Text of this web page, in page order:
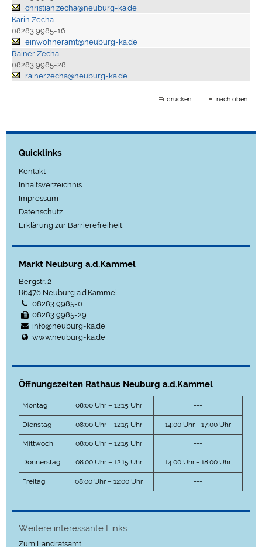
christian.zecha@neuburg-ka.de
Karin Zecha
08283 9985-16
einwohneramt@neuburg-ka.de
Rainer Zecha
08283 9985-28
rainer.zecha@neuburg-ka.de
drucken nach oben
Quicklinks
Kontakt
Inhaltsverzeichnis
Impressum
Datenschutz
Erklärung zur Barrierefreiheit
Markt Neuburg a.d.Kammel
Bergstr. 2
86476 Neuburg a.d.Kammel
08283 9985-0
08283 9985-29
info@neuburg-ka.de
www.neuburg-ka.de
Öffnungszeiten Rathaus Neuburg a.d.Kammel
Montag 08:00 Uhr – 12:15 Uhr ---
Dienstag 08:00 Uhr – 12:15 Uhr 14:00 Uhr - 17:00 Uhr
Mittwoch 08:00 Uhr – 12:15 Uhr ---
Donnerstag 08:00 Uhr – 12:15 Uhr 14:00 Uhr - 18:00 Uhr
Freitag 08:00 Uhr – 12:00 Uhr ---
Weitere interessante Links:
Zum Landratsamt